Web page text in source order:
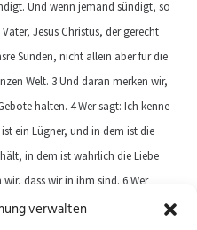
verwalten
Und wenn jemand sündigt, so
Jesus Christus, der gerecht
Sünden, nicht allein aber für die
Welt. 3 Und daran merken wir,
halten. 4 Wer sagt: Ich kenne
ein Lügner, und in dem ist die
in dem ist wahrlich die Liebe
dass wir in ihm sind. 6 Wer
leben, wie er gelebt hat.